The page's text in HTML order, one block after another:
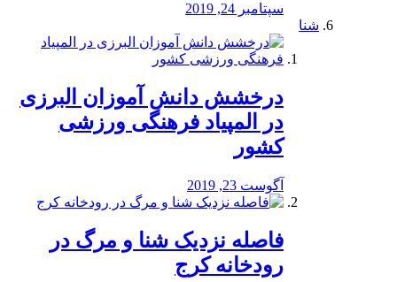
سپتامبر 24, 2019
شنا
درخشش دانش آموزان البرزی
در المپیاد فرهنگی ورزشی
کشور
آگوست 23, 2019
️فاصله نزدیک شنا و مرگ در
رودخانه کرج